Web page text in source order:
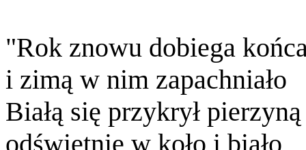
"Rok znowu dobiega
i zimą w nim zapachniało
Białą się przykrył pierzyną
odświętnie w koło i biało